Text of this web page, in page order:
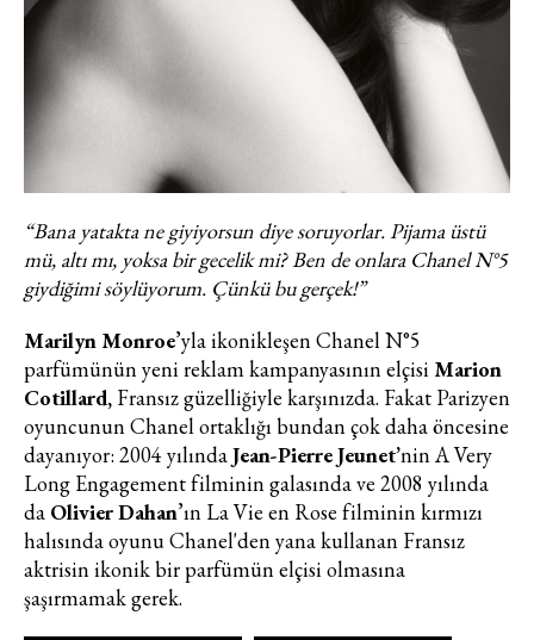
Haftalık E-Bülten
Moda dünyasında neler oluyor? Yeni
fikirler, öne çıkan koleksiyonlar, en
vogue trendler, ünlülerden güzelllik
sırları ve en popüler partilerden
haberdar olmak için haftalık e-
bültenimize kaydolun.
“Bana yatakta ne giyiyorsun diye soruyorlar. Pijama üstü
mü, altı mı, yoksa bir gecelik mi? Ben de onlara Chanel N°5
giydiğimi söylüyorum. Çünkü bu gerçek!”
Marilyn Monroe’yla ikonikleşen Chanel N°5
parfümünün yeni reklam kampanyasının elçisi Marion
Cotillard, Fransız güzelliğiyle karşınızda. Fakat Parizyen
oyuncunun Chanel ortaklığı bundan çok daha öncesine
dayanıyor: 2004 yılındaJean-Pierre Jeunet’nin A Very
Long Engagement filminin galasındave 2008 yılında
da Olivier Dahan’ın La Vie en Rose filminin kırmızı
halısında oyunu Chanel'den yana kullanan Fransız
aktrisin ikonik bir parfümün elçisi olmasına
şaşırmamak gerek.